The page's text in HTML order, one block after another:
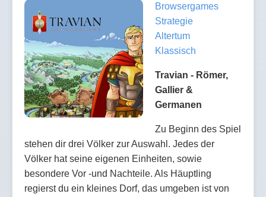
Browsergames
Strategie
Altertum
Klassisch
Travian - Römer,
Gallier &
Germanen
Zu Beginn des Spiel
stehen dir drei Völker zur Auswahl. Jedes der
Völker hat seine eigenen Einheiten, sowie
besondere Vor -und Nachteile. Als Häuptling
regierst du ein kleines Dorf, das umgeben ist von